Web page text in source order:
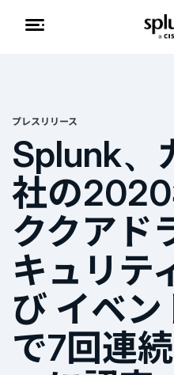
プレスリリース
Splunk、
社の
ククアド
キュリテ
び イベ
で7回連